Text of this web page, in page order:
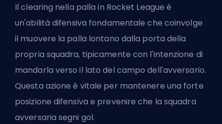
Il clearing nella palla in Rocket League è
un'abilità difensiva fondamentale che coinvolge
il muovere la palla lontano dalla porta della
propria squadra, tipicamente con l'intenzione di
mandarla verso il lato del campo dell'avversario.
Questa azione è vitale per mantenere una forte
posizione difensiva e prevenire che la squadra
avversaria segni gol.